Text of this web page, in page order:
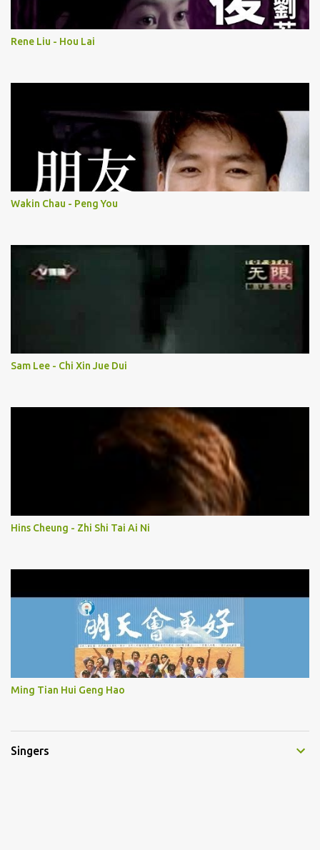
Rene Liu - Hou Lai
Wakin Chau - Peng You
Sam Lee - Chi Xin Jue Dui
Hins Cheung - Zhi Shi Tai Ai Ni
Ming Tian Hui Geng Hao
Singers